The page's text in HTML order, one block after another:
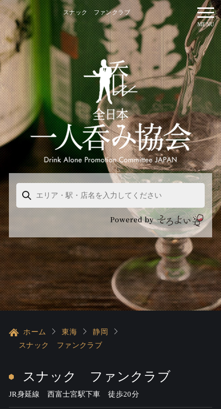
スナック ファンクラブ
MENU
ホーム 東海
静岡
スナック ファンクラブ
スナック ファンクラブ
JR身延線 西富士宮駅下車 徒歩20分